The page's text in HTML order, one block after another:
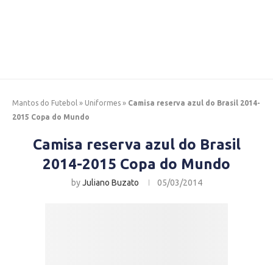
Mantos do Futebol » Uniformes » Camisa reserva azul do Brasil 2014-
2015 Copa do Mundo
Camisa reserva azul do Brasil
2014-2015 Copa do Mundo
byJuliano Buzato 05/03/2014